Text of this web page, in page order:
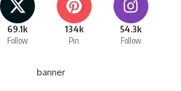
69.1k
Follow
134k
Pin
54.3k
Follow